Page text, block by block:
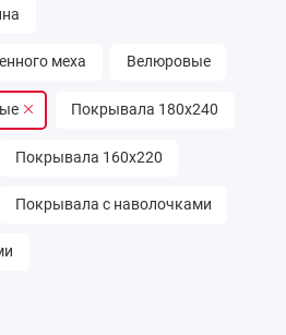
меха Велюровые
Покрывала 180х240
Покрывала 160х220
Покрывала с наволочками